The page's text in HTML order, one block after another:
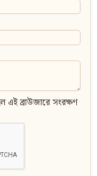
এই ব্রাউজারে সংরক্ষণ